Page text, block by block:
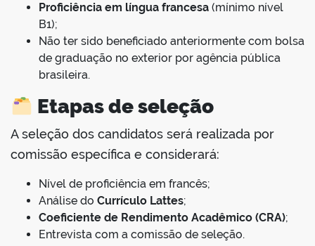
Proficiência em língua francesa (mínimo nível
B1);
Não ter sido beneficiado anteriormente com bolsa
de graduação no exterior por agência pública
brasileira.
Etapas de seleção
A seleção dos candidatos será realizada por
comissão específica e considerará:
Nível de proficiência em francês;
Análise do Currículo Lattes;
Coeficiente de Rendimento Acadêmico (CRA);
Entrevista com a comissão de seleção.